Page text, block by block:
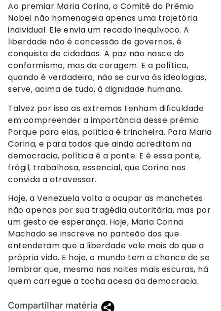
Ao premiar Maria Corina, o Comitê do Prêmio
Nobel não homenageia apenas uma trajetória
individual. Ele envia um recado inequívoco. A
liberdade não é concessão de governos, é
conquista de cidadãos. A paz não nasce do
conformismo, mas da coragem. E a política,
quando é verdadeira, não se curva às ideologias,
serve, acima de tudo, à dignidade humana.
Talvez por isso as extremas tenham dificuldade
em compreender a importância desse prêmio.
Porque para elas, política é trincheira. Para Maria
Corina, e para todos que ainda acreditam na
democracia, política é a ponte. E é essa ponte,
frágil, trabalhosa, essencial, que Corina nos
convida a atravessar.
Hoje, a Venezuela volta a ocupar as manchetes
não apenas por sua tragédia autoritária, mas por
um gesto de esperança. Hoje, Maria Corina
Machado se inscreve no panteão dos que
entenderam que a liberdade vale mais do que a
própria vida. E hoje, o mundo tem a chance de se
lembrar que, mesmo nas noites mais escuras, há
quem carregue a tocha acesa da democracia.
Compartilhar matéria